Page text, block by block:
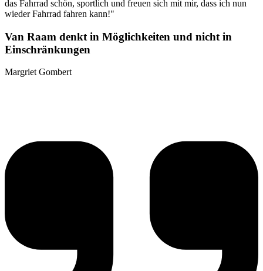
das Fahrrad schön, sportlich und freuen sich mit mir, dass ich nun
wieder Fahrrad fahren kann!"
Van Raam denkt in Möglichkeiten und nicht in
Einschränkungen
Margriet Gombert